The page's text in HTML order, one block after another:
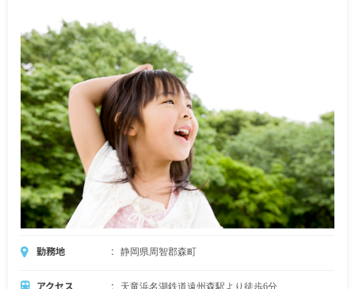
勤務地 静岡県周智郡森町
アクセス 天竜浜名湖鉄道遠州森駅より徒歩6分